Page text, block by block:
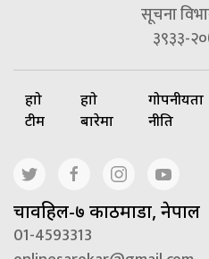
सूचना
३९३३-
हाम्रो
टीम
हाम्रो
बारेमा
गोपनीयता
नीति
चावहिल-७ काठमाडौं, नेपाल
01-4593313